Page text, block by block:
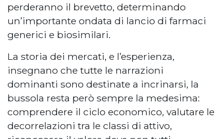
perderanno il brevetto, determinando
un’importante ondata di lancio di farmaci
generici e biosimilari.
La storia dei mercati, e l’esperienza,
insegnano che tutte le narrazioni
dominanti sono destinate a incrinarsi, la
bussola resta però sempre la medesima:
comprendere il ciclo economico, valutare le
decorrelazioni tra le classi di attivo,